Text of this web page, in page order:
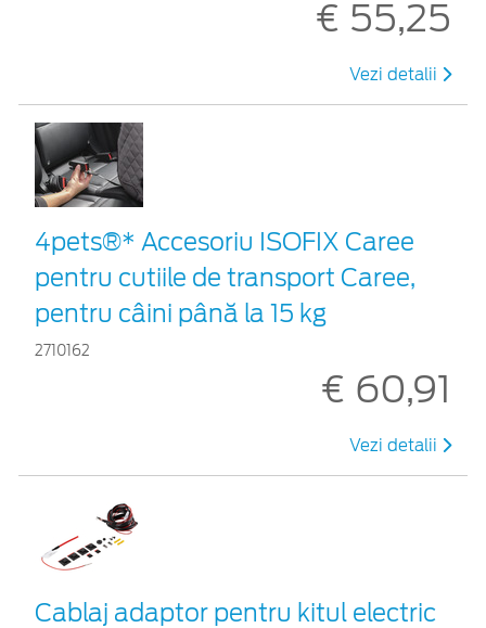
€ 55,25
Vezi detalii
4pets®* Accesoriu ISOFIX Caree
pentru cutiile de transport Caree,
pentru câini până la 15 kg
2710162
€ 60,91
Vezi detalii
Cablaj adaptor pentru kitul electric